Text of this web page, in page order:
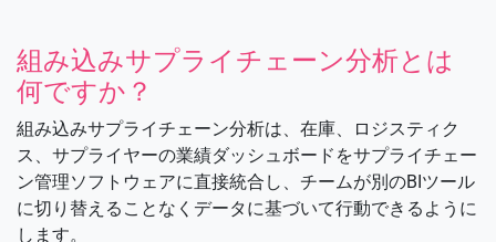
組み込みサプライチェーン分析とは
何ですか？
組み込みサプライチェーン分析は、在庫、ロジスティク
ス、サプライヤーの業績ダッシュボードをサプライチェー
ン管理ソフトウェアに直接統合し、チームが別のBIツール
に切り替えることなくデータに基づいて行動できるように
します。